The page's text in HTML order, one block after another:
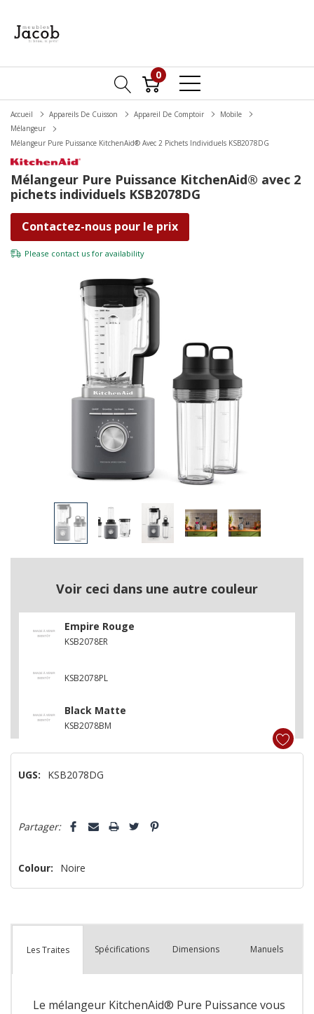
0
Accueil Appareils De Cuisson Appareil De Comptoir
Mobile
Mélangeur
Mélangeur Pure Puissance KitchenAid® Avec 2 Pichets Individuels KSB2078DG
Mélangeur Pure Puissance KitchenAid® avec 2
pichets individuels KSB2078DG
Contactez-nous pour le prix
Please contact us for availability
Voir ceci dans une autre couleur
Empire Rouge
KSB2078ER
KSB2078PL
Black Matte
KSB2078BM
UGS: KSB2078DG
vous!
n’en
reste
que
Partager:
Colour: Noire
Les Traites Spécifications Dimensions Manuels
Le mélangeur KitchenAid® Pure Puissance vous